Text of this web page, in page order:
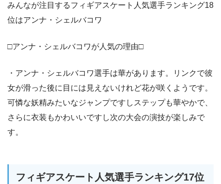
みんなが注目するフィギアスケート人気選手ランキング18
位はアンナ・シェルバコワ
□アンナ・シェルバコワが人気の理由□
・アンナ・シェルバコワ選手は華があります。リンクで彼
女が滑った後に目には見えないけれど花が咲くようです。
可憐な妖精みたいなジャンプですしステップも華やかで、
さらに衣装もかわいいですし次の大会の演技が楽しみで
す。
フィギアスケート人気選手ランキング17位